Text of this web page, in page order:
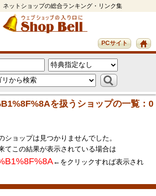
ネットショップの総合ランキング・リンク集
PCサイト
を扱うショップの一覧：0
ショップは見つかりませんでした。
てこの結果が表示されている場合は
←をクリックすれば表示され